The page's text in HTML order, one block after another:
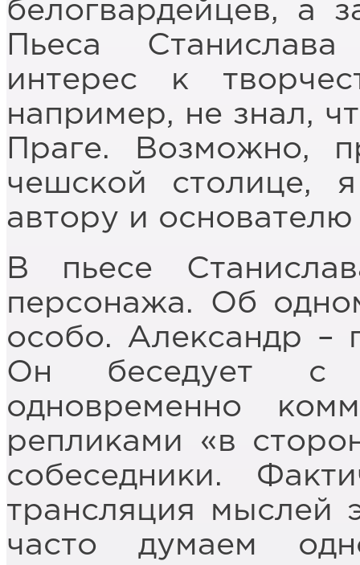
белогвардейцев, а
Пьеса
интерес к
например, не знал,
Праге. Возможно,
чешской столице,
автору и
В пьесе
персонажа. Об
особо. Александр –
Он беседует с
одновременно
репликами «в
собеседники.
трансляция мыслей
часто думаем